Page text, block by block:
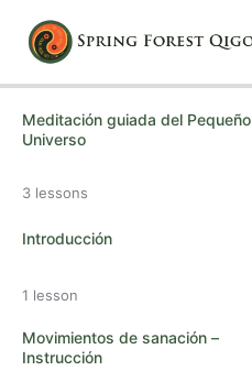
Meditación guiada del Pequeño
Universo
3 lessons
Introducción
1 lesson
Movimientos de sanación –
Instrucción